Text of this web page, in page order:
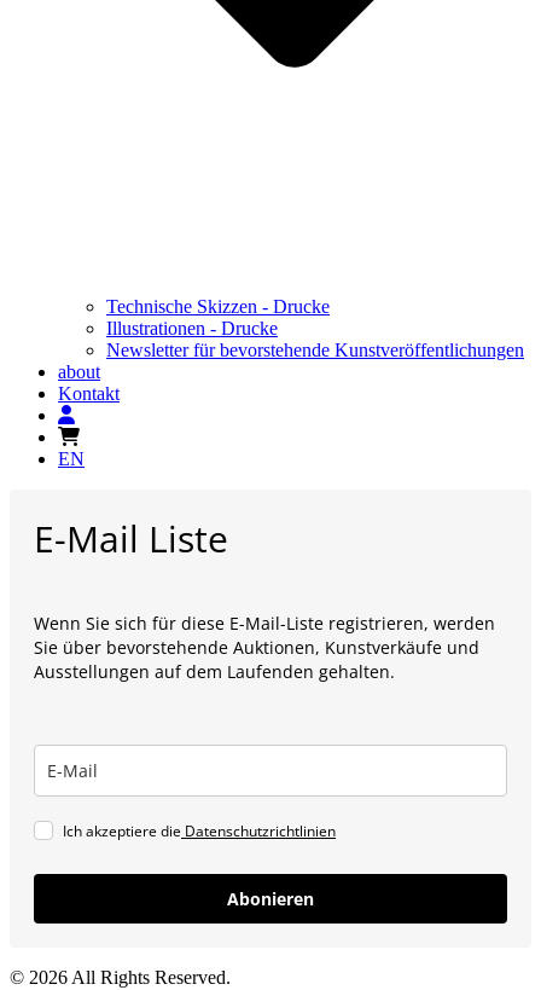
Technische Skizzen - Drucke
Illustrationen - Drucke
Newsletter für bevorstehende Kunstveröffentlichungen
about
Kontakt
EN
E-Mail Liste
Wenn Sie sich für diese E-Mail-Liste registrieren, werden
Sie über bevorstehende Auktionen, Kunstverkäufe und
Ausstellungen auf dem Laufenden gehalten.
Ich akzeptiere die Datenschutzrichtlinien
Abonieren
© 2026 All Rights Reserved.